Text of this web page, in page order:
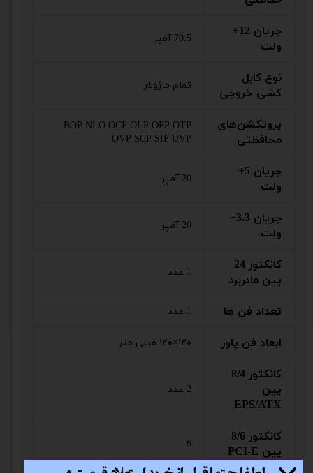
جریان 12+
ولت
70.5 آمپر
نوع کابل
کشی خروجی
تمام ماژولار
پروتکشن‌های
محافظتی
BOP NLO OCP OLP OPP OTP
OVP SCP SIP UVP
جریان 5+
ولت
20 آمپر
جریان 3.3+
ولت
20 آمپر
کانکتور 24
پین مادربرد
1 عدد
تعداد فن ها 1 عدد
ابعاد فن پاور ۱۲۰×۱۲۰ میلی متر
کانکتور 8/4
پین
EPS/ATX
2 عدد
کانکتور 8/6
پین PCI-E
6